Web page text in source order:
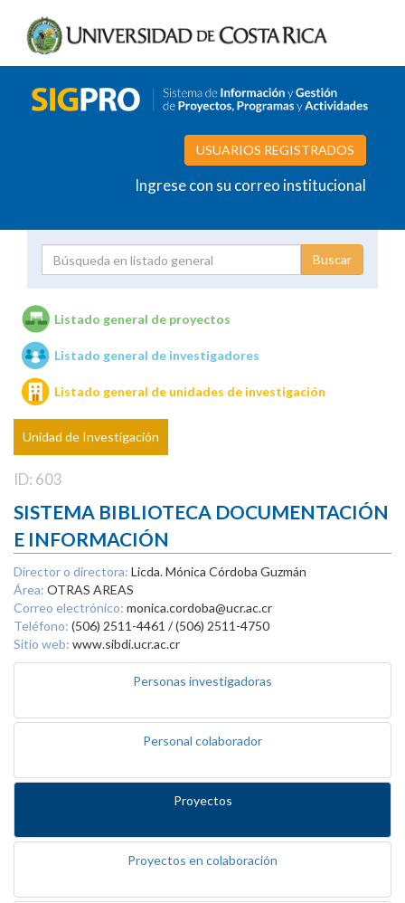
USUARIOS REGISTRADOS
Ingrese con su correo institucional
Unidades de investigación
Listado general de proyectos
Listado general de investigadores
Listado general de unidades de investigación
Unidad de Investigación
ID: 603
SISTEMA BIBLIOTECA DOCUMENTACIÓN
E INFORMACIÓN
Director o directora: Licda. Mónica Córdoba Guzmán
Área: OTRAS AREAS
Correo electrónico: monica.cordoba@ucr.ac.cr
Teléfono: (506) 2511-4461 / (506) 2511-4750
Sitio web: www.sibdi.ucr.ac.cr
Personas investigadoras
Personal colaborador
Proyectos
Proyectos en colaboración